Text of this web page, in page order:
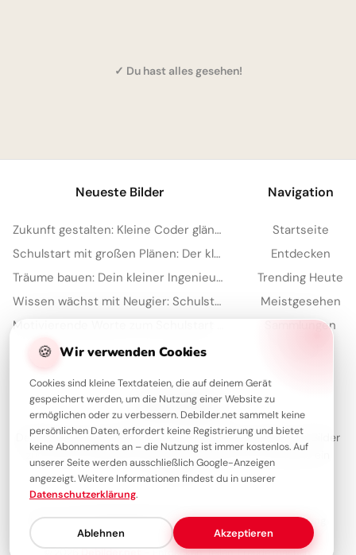
✓ Du hast alles gesehen!
🍪 Wir verwenden Cookies
Cookies sind kleine Textdateien, die auf deinem Gerät
gespeichert werden, um die Nutzung einer Website zu
ermöglichen oder zu verbessern. Debilder.net sammelt keine
persönlichen Daten, erfordert keine Registrierung und bietet
keine Abonnements an – die Nutzung ist immer kostenlos. Auf
unserer Seite werden ausschließlich Google-Anzeigen
angezeigt. Weitere Informationen findest du in unserer
Datenschutzerklärung.
Ablehnen Akzeptieren
Neueste Bilder
Zukunft gestalten: Kleine Coder glänzen für Instagram
Schulstart mit großen Plänen: Der kleine Architekt erobert Pinterest!
Träume bauen: Dein kleiner Ingenieur startet durch – perfekt für WhatsApp!
Wissen wächst mit Neugier: Schulstart-Impulse, perfekt für Threads
Navigation
Startseite
Entdecken
Trending Heute
Meistgesehen
Sammlungen
Über Debilder
Debilder ist deine Plattform für die schönsten Grüße und Bilder
zum Teilen. Entdecke unsere Sammlung und verschenke ein
Lächeln!
Über unsKontaktRedaktionImpressumDatenschutzerklärung
© 2026Debilder.net– Entdecken. Teilen. Freude machen.